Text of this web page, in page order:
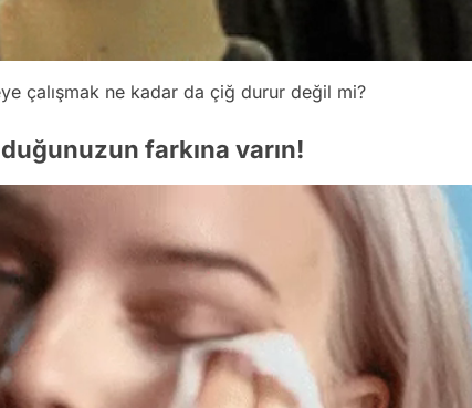
çalışmak ne kadar da çiğ durur değil mi?
farkına varın!